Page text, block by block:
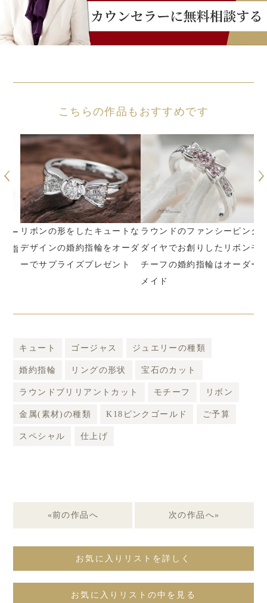
こちらの作品もおすすめです
リボンの形をしたキュートな
デザインの婚約指輪をオーダ
ーでサプライズプレゼント
ラウンドのファンシーピンク
ダイヤでお創りしたリボンモ
チーフの婚約指輪はオーダー
メイド
キュート ゴージャス ジュエリーの種類
婚約指輪 リングの形状 宝石のカット
ラウンドブリリアントカット モチーフ リボン
金属(素材)の種類 K18ピンクゴールド ご予算
スペシャル 仕上げ
«前の作品へ 次の作品へ»
お気に入りリストを詳しく
お気に入りリストの中を見る